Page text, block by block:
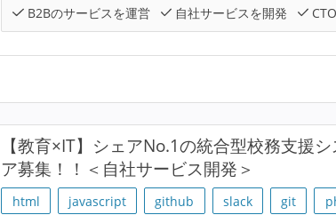
B2Bのサービスを運営
自社サービスを開発
【教育×IT】シェアNo.1の統合型校務支援
ア募集！！＜自社サービス開発＞
html javascript github slack git